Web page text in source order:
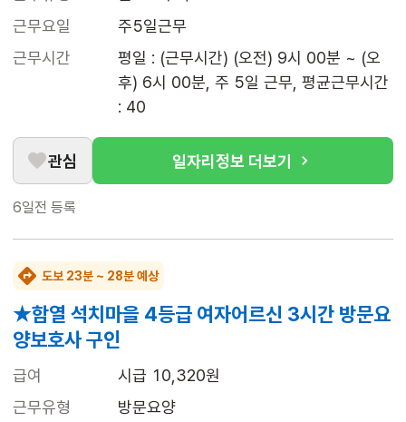
근무요일
주5일근무
근무시간
평일 : (근무시간) (오전) 9시 00분 ~ (오
후) 6시 00분, 주 5일 근무, 평균근무시간
: 40
관심 일자리정보 더보기
6일전 등록
도보 23분 ~ 28분 예상
★함열 석치마을 4등급 여자어르신 3시간 방문요
양보호사 구인
급여
시급 10,320원
근무유형
방문요양